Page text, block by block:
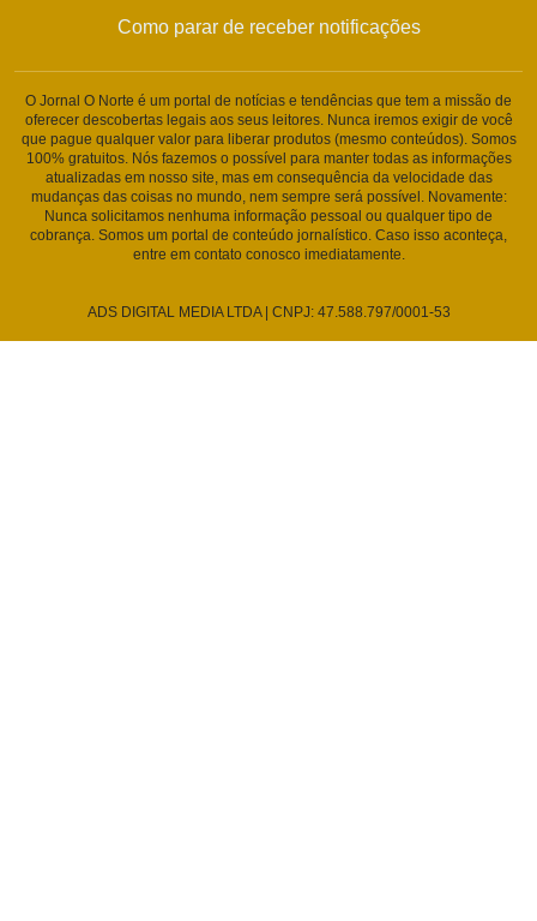
Como parar de receber notificações
O Jornal O Norte é um portal de notícias e tendências que tem a missão de
oferecer descobertas legais aos seus leitores. Nunca iremos exigir de você
que pague qualquer valor para liberar produtos (mesmo conteúdos). Somos
100% gratuitos. Nós fazemos o possível para manter todas as informações
atualizadas em nosso site, mas em consequência da velocidade das
mudanças das coisas no mundo, nem sempre será possível. Novamente:
Nunca solicitamos nenhuma informação pessoal ou qualquer tipo de
cobrança. Somos um portal de conteúdo jornalístico. Caso isso aconteça,
entre em contato conosco imediatamente.
ADS DIGITAL MEDIA LTDA | CNPJ: 47.588.797/0001-53